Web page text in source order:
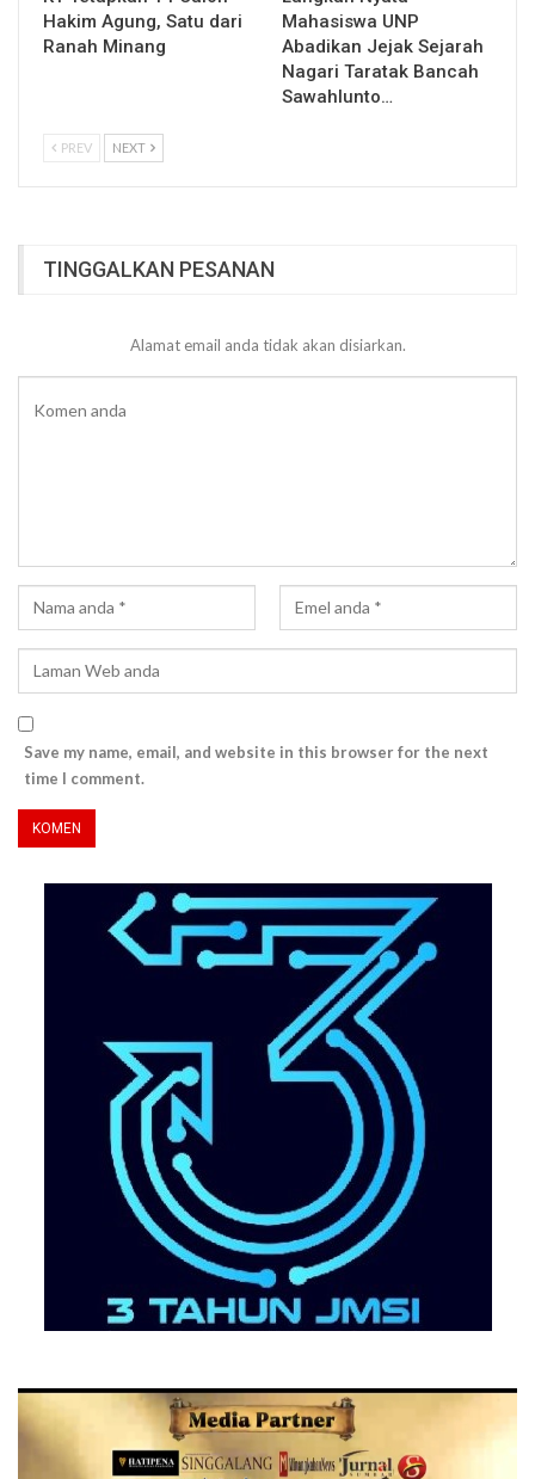
Hakim Agung, Satu dari
Ranah Minang
Mahasiswa UNP
Abadikan Jejak Sejarah
Nagari Taratak Bancah
Sawahlunto…
PREV NEXT
TINGGALKAN PESANAN
Alamat email anda tidak akan disiarkan.
Save my name, email, and website in this browser for the next
time I comment.